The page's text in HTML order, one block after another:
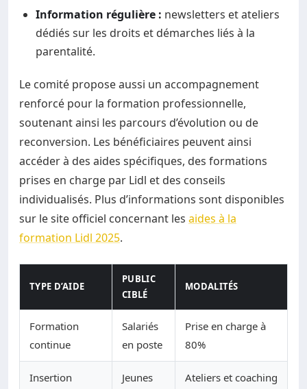
Information régulière : newsletters et ateliers
dédiés sur les droits et démarches liés à la
parentalité.
Le comité propose aussi un accompagnement
renforcé pour la formation professionnelle,
soutenant ainsi les parcours d’évolution ou de
reconversion. Les bénéficiaires peuvent ainsi
accéder à des aides spécifiques, des formations
prises en charge par Lidl et des conseils
individualisés. Plus d’informations sont disponibles
sur le site officiel concernant les aides à la
formation Lidl 2025.
TYPE D’AIDE
PUBLIC
CIBLÉ
MODALITÉS
Formation
continue
Salariés
en poste
Prise en charge à
80%
Insertion
Jeunes
Ateliers et coaching